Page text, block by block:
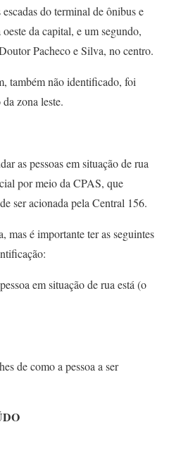
do terminal de ônibus e
da capital, e um segundo,
Pacheco e Silva, no centro.
também não identificado, foi
zona leste.
as pessoas em situação de rua
por meio da CPAS, que
ser acionada pela Central 156.
mas é importante ter as seguintes
em situação de rua está (o
de como a pessoa a ser